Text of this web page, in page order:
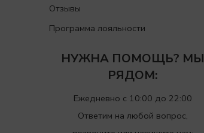
Отзывы
Программа лояльности
НУЖНА ПОМОЩЬ? МЫ
РЯДОМ:
Ежедневно с 10:00 до 22:00
Ответим на любой вопрос,